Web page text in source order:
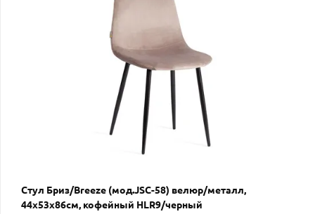
Стул Бриз/Breeze (мод.JSC-58) велюр/металл,
44х53х86см, кофейный HLR9/черный